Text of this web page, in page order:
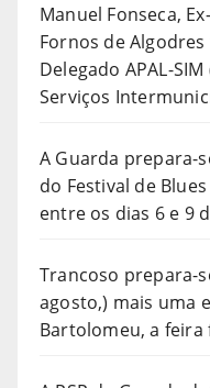
Manuel Fonseca,
Fornos de
Delegado APAL-
Serviços
A Guarda prepara-
do Festival de
entre os dias 6 e 9
Trancoso prepara-
agosto,) mais uma
Bartolomeu, a feira